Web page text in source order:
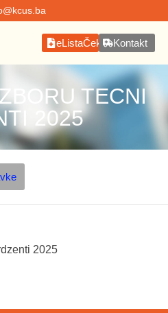
eListaČekanjaKontakt
TECNI
2025
2025